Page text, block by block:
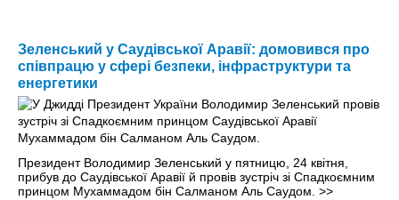
Зеленський у Саудівської Аравії: домовився про
співпрацю у сфері безпеки, інфраструктури та
енергетики
Президент Володимир Зеленський у пятницю, 24 квітня,
прибув до Саудівської Аравії й провів зустріч зі Спадкоємним
принцом Мухаммадом бін Салманом Аль Саудом. >>